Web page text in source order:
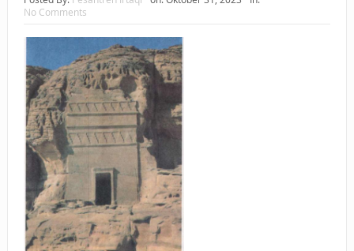
No Comments